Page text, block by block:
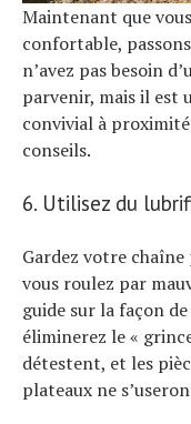
Maintenant que
confortable,
n’avez pas besoin
parvenir, mais il est
convivial à proximité
conseils.
6. Utilisez du
Gardez votre
vous roulez par
guide sur la façon
éliminerez le «
détestent, et les
plateaux ne